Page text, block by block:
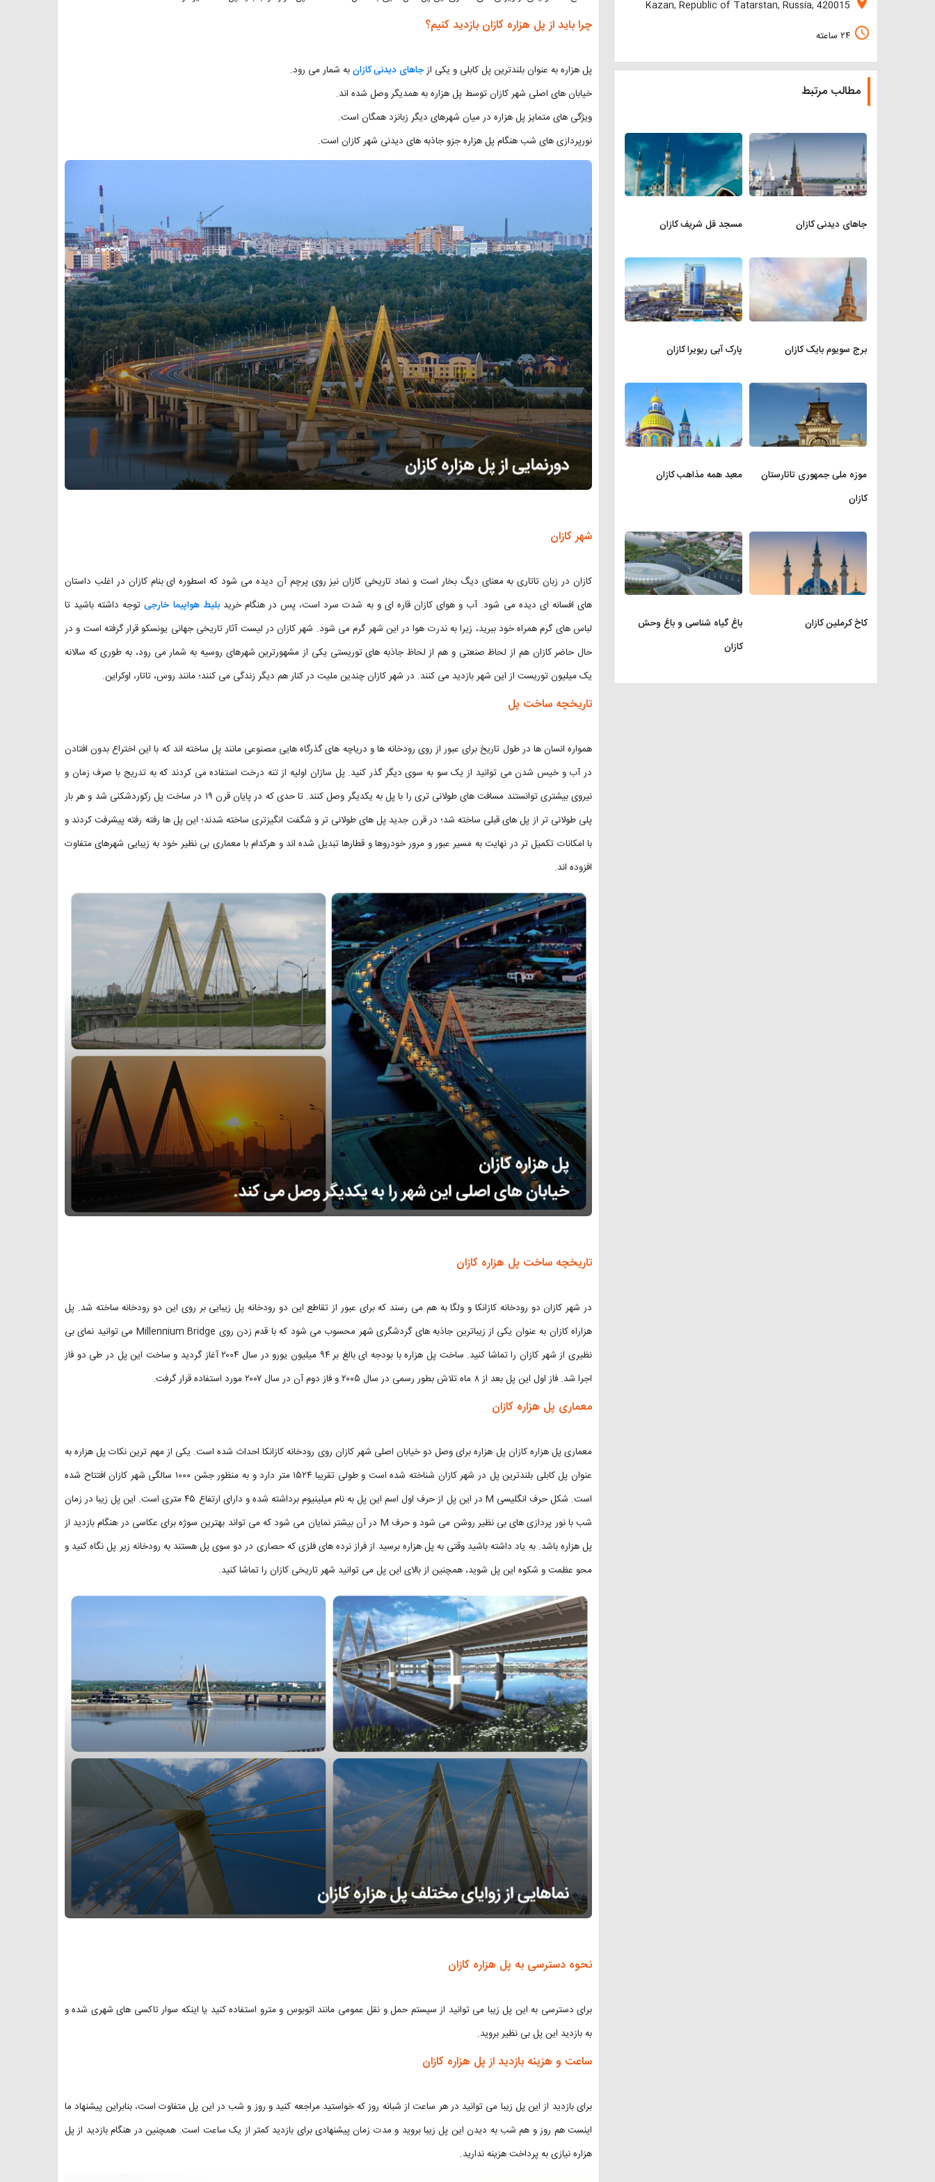
چرا باید از پل هزاره کازان بازدید کنیم؟
پل هزاره به عنوان بلندترین پل کابلی و یکی ازجاهای دیدنی کازانبه شمار می رود.
خیابان های اصلی شهر کازان توسط پل هزاره به همدیگر وصل شده اند.
ویژگی های متمایز پل هزاره در میان شهرهای دیگر زبانزد همگان است.
نورپردازی های شب هنگام پل هزاره جزو جاذبه های دیدنی شهر کازان است.
شهر کازان
کازان در زبان تاتاری به معنای دیگ بخار است و نماد تاریخی کازان نیز روی پرچم آن دیده می شود که اسطوره ای بنام کازان در اغلب داستان
های افسانه ای دیده می شود. آب و هوای کازان قاره ای و به شدت سرد است، پس در هنگام خریدبلیط هواپیما خارجیتوجه داشته باشید تا
لباس های گرم همراه خود ببرید، زیرا به ندرت هوا در این شهر گرم می شود. شهر کازان در لیست آثار تاریخی جهانی یونسکو قرار گرفته است و در
حال حاضر کازان هم از لحاظ صنعتی و هم از لحاظ جاذبه های توریستی یکی از مشهورترین شهرهای روسیه به شمار می رود، به طوری که سالانه
یک میلیون توریست از این شهر بازدید می کنند. در شهر کازان چندین ملیت در کنار هم دیگر زندگی می کنند؛ مانند روس، تاتار، اوکراین.
تاریخچه ساخت پل
همواره انسان ها در طول تاریخ برای عبور از روی رودخانه ها و دریاچه های گذرگاه هایی مصنوعی مانند پل ساخته اند که با این اختراع بدون افتادن
در آب و خیس شدن می توانید از یک سو به سوی دیگر گذر کنید. پل سازان اولیه از تنه درخت استفاده می کردند که به تدریج با صرف زمان و
نیروی بیشتری توانستند مسافت های طولانی تری را با پل به یکدیگر وصل کنند. تا حدی که در پایان قرن ۱۹ در ساخت پل رکوردشکنی شد و هر بار
پلی طولانی تر از پل های قبلی ساخته شد؛ در قرن جدید پل های طولانی تر و شگفت انگیزتری ساخته شدند؛ این پل ها رفته رفته پیشرفت کردند و
با امکانات تکمیل تر در نهایت به مسیر عبور و مرور خودروها و قطارها تبدیل شده اند و هرکدام با معماری بی نظیر خود به زیبایی شهرهای متفاوت
افزوده اند.
تاریخچه ساخت پل هزاره کازان
در شهر کازان دو رودخانه کازانکا و ولگا به هم می رسند که برای عبور از تقاطع این دو رودخانه پل زیبایی بر روی این دو رودخانه ساخته شد. پل
هزاراه کازان به عنوان یکی از زیباترین جاذبه های گردشگری شهر محسوب می شود که با قدم زدن روی Millennium Bridge می توانید نمای بی
نظیری از شهر کازان را تماشا کنید. ساخت پل هزاره با بودجه ای بالغ بر ۹۴ میلیون یورو در سال ۲۰۰۴ آغاز گردید و ساخت این پل در طی دو فاز
اجرا شد. فاز اول این پل بعد از ۸ ماه تلاش بطور رسمی در سال ۲۰۰۵ و فاز دوم آن در سال ۲۰۰۷ مورد استفاده قرار گرفت.
معماری پل هزاره کازان
معماری پل هزاره کازان پل هزاره برای وصل دو خیابان اصلی شهر کازان روی رودخانه کازانکا احداث شده است. یکی از مهم ترین نکات پل هزاره به
عنوان پل کابلی بلندترین پل در شهر کازان شناخته شده است و طولی تقریبا ۱۵۲۴ متر دارد و به منظور جشن ۱۰۰۰ سالگی شهر کازان افتتاح شده
است. شکل حرف انگلیسی M در این پل از حرف اول اسم این پل به نام میلینیوم برداشته شده و دارای ارتفاع ۴۵ متری است. این پل زیبا در زمان
شب با نور پردازی های بی نظیر روشن می شود و حرف M در آن بیشتر نمایان می شود که می تواند بهترین سوژه برای عکاسی در هنگام بازدید از
پل هزاره باشد. به یاد داشته باشید وقتی به پل هزاره برسید از فراز نرده های فلزی که حصاری در دو سوی پل هستند به رودخانه زیر پل نگاه کنید و
محو عظمت و شکوه این پل شوید، همچنین از بالای این پل می توانید شهر تاریخی کازان را تماشا کنید.
نحوه دسترسی به پل هزاره کازان
برای دسترسی به این پل زیبا می توانید از سیستم حمل و نقل عمومی مانند اتوبوس و مترو استفاده کنید یا اینکه سوار تاکسی های شهری شده و
به بازدید این پل بی نظیر بروید.
ساعت و هزینه بازدید از پل هزاره کازان
برای بازدید از این پل زیبا می توانید در هر ساعت از شبانه روز که خواستید مراجعه کنید و روز و شب در این پل متفاوت است، بنابراین پیشنهاد ما
اینست هم روز و هم شب به دیدن این پل زیبا بروید و مدت زمان پیشنهادی برای بازدید کمتر از یک ساعت است. همچنین در هنگام بازدید از پل
هزاره نیازی به پرداخت هزینه ندارید.
Kazan, Republic of Tatarstan, Russia, 420015
access_time ۲۴ ساعته
مطالب مرتبط
جاهای دیدنی کازان مسجد قل شریف کازان
برج سویوم بایک کازان پارک آبی ریویرا کازان
موزه ملی جمهوری تاتارستان
کازان
معبد همه مذاهب کازان
کاخ کرملین کازان
باغ گیاه شناسی و باغ وحش
کازان